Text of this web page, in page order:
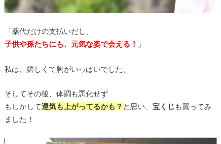
「薬代だけの支払いだし、
子供や孫たちにも、元気な姿で会える！
」
私は、嬉しくて胸がいっぱいでした。
そしてその後、体調も悪化せず
もしかして運気も上がってるかも？ と思い、 宝くじ も買ってみ
ました！